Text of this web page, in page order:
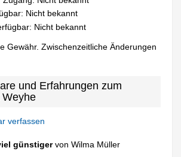
Nicht bekannt
Nicht bekannt
Gewähr. Zwischenzeitliche Änderungen
und Erfahrungen zum
verfassen
günstigervon Wilma Müller